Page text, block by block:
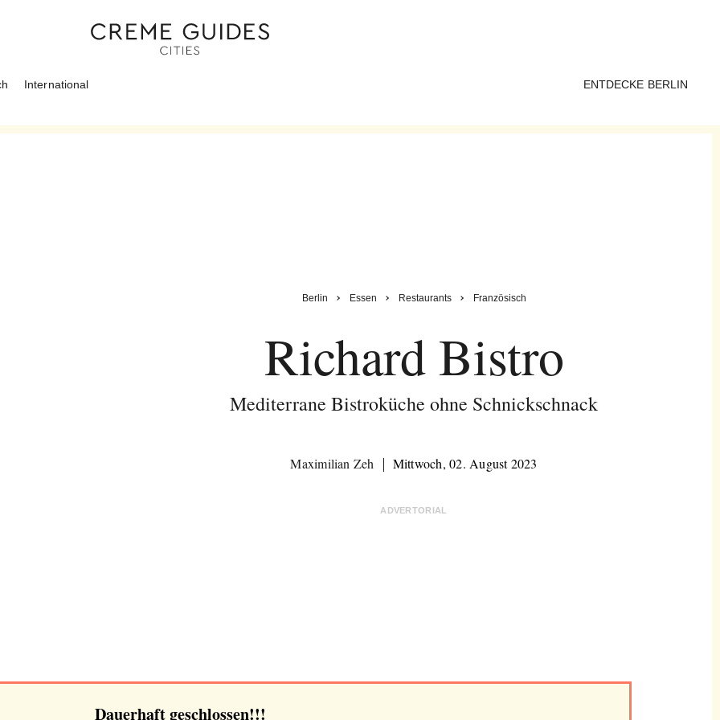
International ENTDECKE BERLIN
Berlin Essen Restaurants Französisch
Richard Bistro
Mediterrane Bistroküche ohne Schnickschnack
Maximilian Zeh Mittwoch, 02. August 2023
ADVERTORIAL
Dauerhaft geschlossen!!!